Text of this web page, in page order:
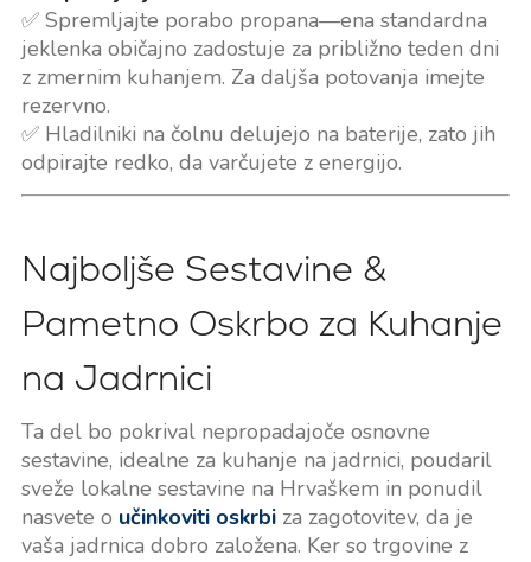
✅ Spremljajte porabo propana—ena standardna
jeklenka običajno zadostuje za približno teden dni
z zmernim kuhanjem. Za daljša potovanja imejte
rezervno.
✅ Hladilniki na čolnu delujejo na baterije, zato jih
odpirajte redko, da varčujete z energijo.
Najboljše Sestavine &
Pametno Oskrbo za Kuhanje
na Jadrnici
Ta del bo pokrival nepropadajoče osnovne
sestavine, idealne za kuhanje na jadrnici, poudaril
sveže lokalne sestavine na Hrvaškem in ponudil
nasvete o učinkoviti oskrbiza zagotovitev, da je
vaša jadrnica dobro založena. Ker so trgovine z